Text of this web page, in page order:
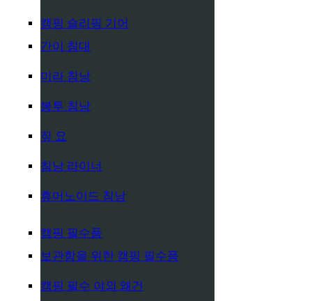
캠핑 슬리핑 기어
간이 침대
미라 침낭
봉투 침낭
짚 요
침낭 라이너
휴머노이드 침낭
캠핑 필수품
보관함을 위한 캠핑 필수품
캠핑 필수 야외 왜건